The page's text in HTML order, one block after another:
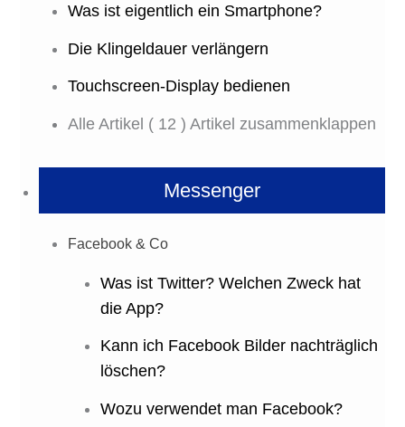
Was ist eigentlich ein Smartphone?
Die Klingeldauer verlängern
Touchscreen-Display bedienen
Alle Artikel ( 12 ) Artikel zusammenklappen
Messenger
Facebook & Co
Was ist Twitter? Welchen Zweck hat
die App?
Kann ich Facebook Bilder nachträglich
löschen?
Wozu verwendet man Facebook?